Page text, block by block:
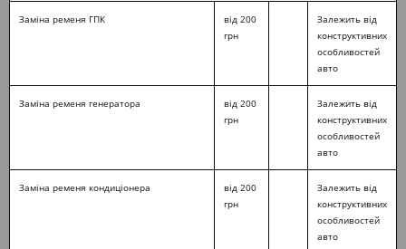
Заміна ременя ГПК
від 200
грн
Залежить від
конструктивних
особливостей
авто
Заміна ременя генератора
від 200
грн
Залежить від
конструктивних
особливостей
авто
Заміна ременя кондиціонера
від 200
грн
Залежить від
конструктивних
особливостей
авто